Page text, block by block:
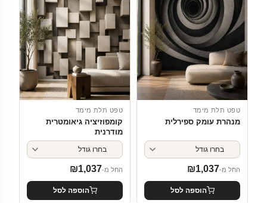
טפט תלת מימד
מנהרת עומק ספירלית
החל מ- ₪1,037
הוספה לסל
טפט תלת מימד
קומפוזיציה גיאומטרית
מודרנית
החל מ- ₪1,037
הוספה לסל